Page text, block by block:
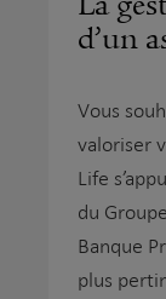
d’un
Vous
valoriser
Life
du
Banque
plus